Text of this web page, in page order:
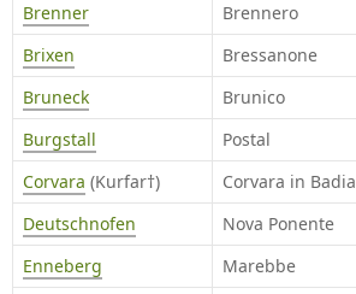
Brenner
Brennero
Brixen
Bressanone
Bruneck
Brunico
Burgstall
Postal
Corvara (Kurfar†) Corvara in Badia
Deutschnofen
Nova Ponente
Enneberg
Marebbe